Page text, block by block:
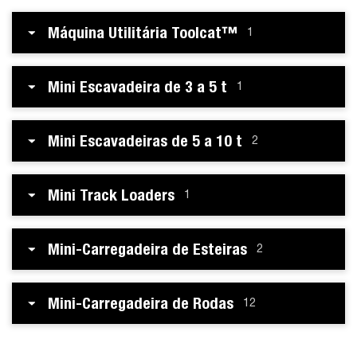
Máquina Utilitária Toolcat™ 1
Mini Escavadeira de 3 a 5 t 1
Mini Escavadeiras de 5 a 10 t 2
Mini Track Loaders 1
Mini-Carregadeira de Esteiras 2
Mini-Carregadeira de Rodas 12